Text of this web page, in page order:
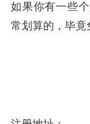
如果你有一些
常划算的，毕竟